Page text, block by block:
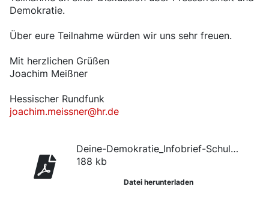
Demokratie.
Über eure Teilnahme würden wir uns sehr freuen.
Mit herzlichen Grüßen
Joachim Meißner
Hessischer Rundfunk
joachim.meissner@hr.de
Deine-Demokratie_Infobrief-Schulen-01
188 kb
Datei herunterladen